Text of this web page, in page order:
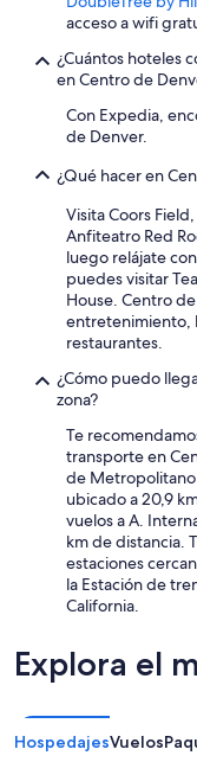
acceso a wifi
¿Cuántos hoteles
en Centro de
Con Expedia,
de Denver.
¿Qué hacer en
Visita Coors
Anfiteatro Red
luego relájate
puedes visitar
House. Centro
entretenimiento,
restaurantes.
¿Cómo puedo
zona?
Te
transporte en
de Metropolitano
ubicado a 20,9
vuelos a A.
km de distancia.
estaciones
la Estación de
California.
Explora el
HospedajesVuelos